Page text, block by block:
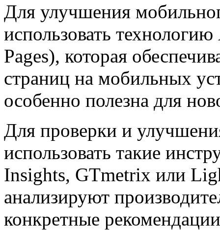
Для улучшения
использовать
Pages), которая
страниц на мобильных
особенно полезна для
Для проверки и
использовать такие
Insights, GTmetrix или
анализируют
конкретные